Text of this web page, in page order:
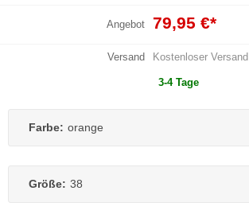
Angebot 79,95 €*
Versand Kostenloser Versand
3-4 Tage
Farbe: orange
Größe: 38